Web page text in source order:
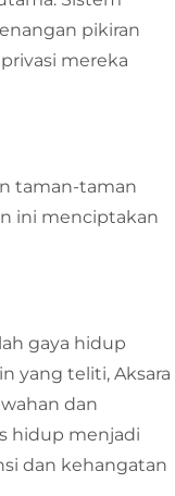
pikiran
mereka
taman-taman
ini menciptakan
gaya hidup
yang teliti, Aksara
dan
hidup menjadi
dan kehangatan